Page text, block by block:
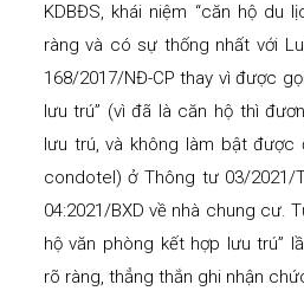
KDBĐS, khái niệm “căn hộ du
ràng và có sự thống nhất với
168/2017/NĐ-CP thay vì được
lưu trú” (vì đã là căn hộ thì
lưu trú, và không làm bật được
condotel) ở Thông tư 03/2021/
04:2021/BXD về nhà chung cư.
hộ văn phòng kết hợp lưu trú”
rõ ràng, thẳng thắn ghi nhận